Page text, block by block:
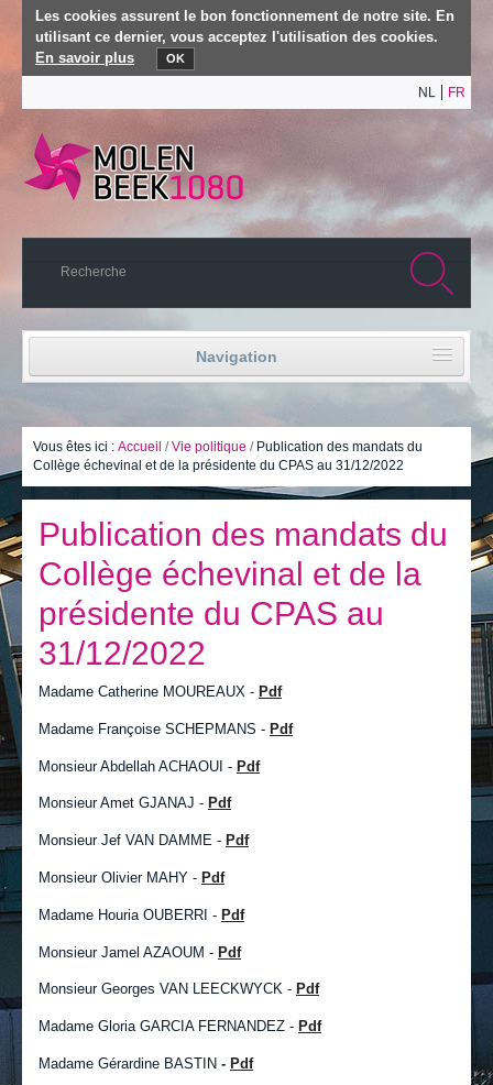
Les cookies assurent le bon fonctionnement de notre site. En
utilisant ce dernier, vous acceptez l'utilisation des cookies.
En savoir plus
OK
NL FR
Navigation
Vie politique
Je vis
Je visite
Publications
E-guichet / Prendre RDV
Actualités
Vous êtes ici : Accueil /Vie politique / Publication des mandats du
Collège échevinal et de la présidente du CPAS au 31/12/2022
Publication des mandats du
Collège échevinal et de la
présidente du CPAS au
31/12/2022
Madame Catherine MOUREAUX - Pdf
Madame Françoise SCHEPMANS - Pdf
Monsieur Abdellah ACHAOUI - Pdf
Monsieur Amet GJANAJ - Pdf
Monsieur Jef VAN DAMME - Pdf
Monsieur Olivier MAHY - Pdf
Madame Houria OUBERRI - Pdf
Monsieur Jamel AZAOUM - Pdf
Monsieur Georges VAN LEECKWYCK - Pdf
Madame Gloria GARCIA FERNANDEZ - Pdf
Madame Gérardine BASTIN - Pdf